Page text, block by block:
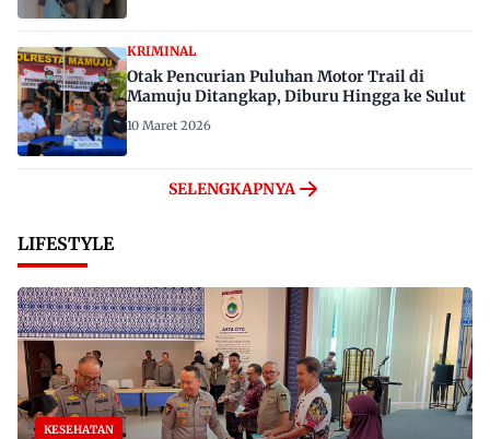
KRIMINAL
Otak Pencurian Puluhan Motor Trail di
Mamuju Ditangkap, Diburu Hingga ke Sulut
10 Maret 2026
SELENGKAPNYA
LIFESTYLE
KESEHATAN